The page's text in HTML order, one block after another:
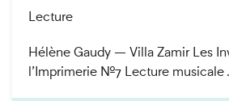
Lecture
Hélène Gaudy — Villa Zamir Les
l’Imprimerie n°7 Lecture musicale